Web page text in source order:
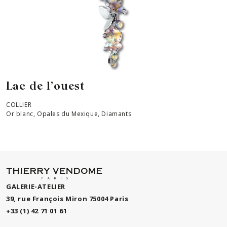
Lac de l’ouest
COLLIER
Or blanc, Opales du Mexique, Diamants
GALERIE-ATELIER
39, rue François Miron 75004 Paris
+33 (1) 42 71 01 61